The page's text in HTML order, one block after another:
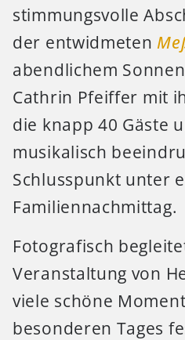
stimmungsvolle
der entwidmeten
abendlichem
Cathrin Pfeiffer mit
die knapp 40 Gäste
musikalisch
Schlusspunkt unter
Familiennachmittag.
Fotografisch
Veranstaltung von
viele schöne
besonderen Tages